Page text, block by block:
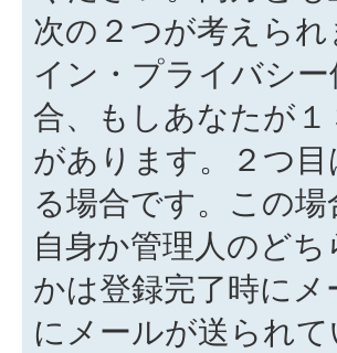
次の２つが考えら
イン・プライバシ
合、もしあなたが
があります。２つ
る場合です。この
自身か管理人のど
かは登録完了時に
にメールが送られ